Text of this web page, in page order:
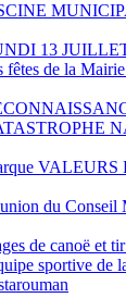
13 JUILLET
fêtes de la
VALEURS
du Conseil
de canoë et
sportive de